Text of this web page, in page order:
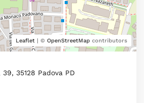
Leaflet | © OpenStreetMap contributors
35128 Padova PD